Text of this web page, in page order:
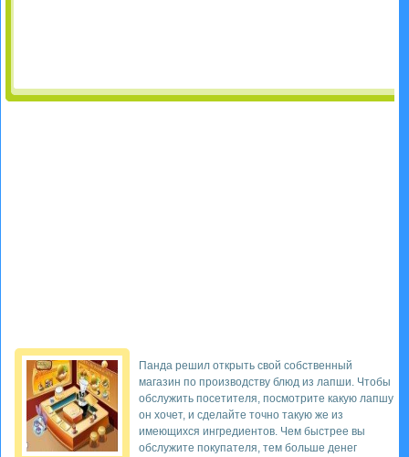
Панда решил открыть свой собственный
магазин по производству блюд из лапши. Чтобы
обслужить посетителя, посмотрите какую лапшу
он хочет, и сделайте точно такую же из
имеющихся ингредиентов. Чем быстрее вы
обслужите покупателя, тем больше денег